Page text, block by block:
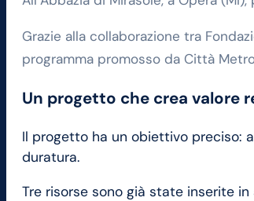
Grazie alla collaborazione tra
programma promosso da Città
Un progetto che crea valore
Il progetto ha un obiettivo preciso:
duratura.
Tre risorse sono già state inserite